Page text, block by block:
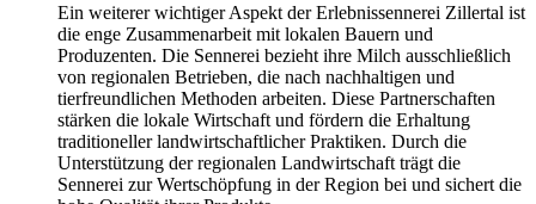
Ein weiterer wichtiger Aspekt der Erlebnissennerei Zillertal ist
die enge Zusammenarbeit mit lokalen Bauern und
Produzenten. Die Sennerei bezieht ihre Milch ausschließlich
von regionalen Betrieben, die nach nachhaltigen und
tierfreundlichen Methoden arbeiten. Diese Partnerschaften
stärken die lokale Wirtschaft und fördern die Erhaltung
traditioneller landwirtschaftlicher Praktiken. Durch die
Unterstützung der regionalen Landwirtschaft trägt die
Sennerei zur Wertschöpfung in der Region bei und sichert die